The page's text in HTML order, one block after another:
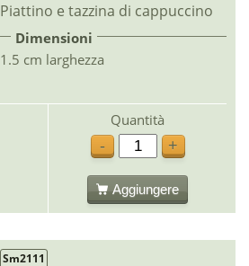
Piattino e tazzina di cappuccino
Dimensioni
1.5 cm larghezza
Quantità
-
+
Aggiungere
Sm2111